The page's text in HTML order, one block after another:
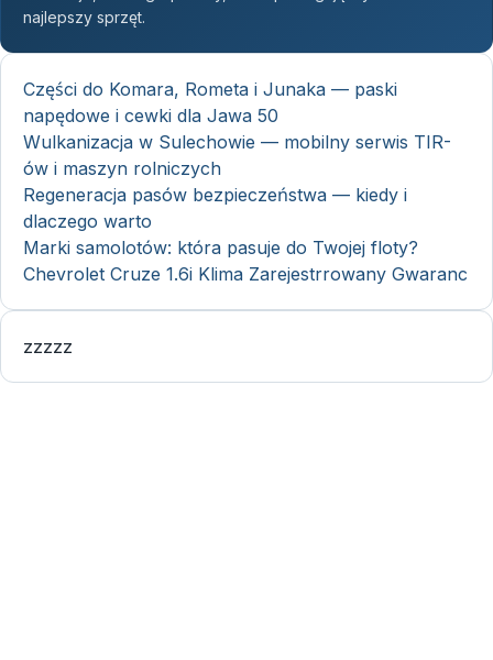
najlepszy sprzęt.
Części do Komara, Rometa i Junaka — paski
napędowe i cewki dla Jawa 50
Wulkanizacja w Sulechowie — mobilny serwis TIR-
ów i maszyn rolniczych
Regeneracja pasów bezpieczeństwa — kiedy i
dlaczego warto
Marki samolotów: która pasuje do Twojej floty?
Chevrolet Cruze 1.6i Klima Zarejestrrowany Gwaranc
zzzzz